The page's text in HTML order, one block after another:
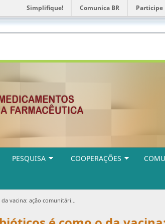
Simplifique! Comunica BR Participe
PESQUISA COOPERAÇÕES
diz pesquisadora Claudia Osorio em entrevista.